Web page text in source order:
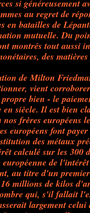
si généreusement
au regret de
en batailles de
mutuelle. Du
montrés tout aussi
des
de Milton
vient
bien - le
en siècle. Il est bien
nos frères européens
européens font
des métaux
calculé sur les 300
de
au titre d'un
millions de kilos
qui, s'il fallait
largement